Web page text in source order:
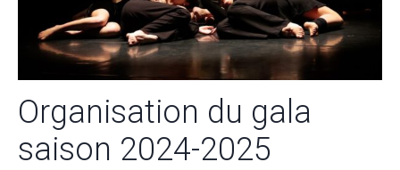
Organisation du gala
saison 2024-2025